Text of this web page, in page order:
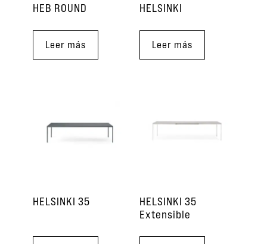
HEB ROUND
Leer más
HELSINKI
Leer más
HELSINKI 35
HELSINKI 35
Extensible